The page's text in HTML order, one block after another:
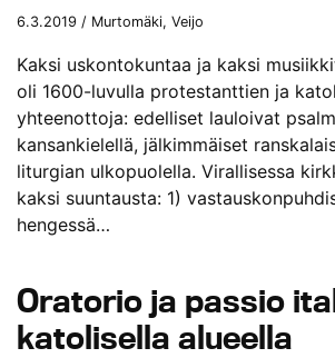
6.3.2019 / Murtomäki, Veijo
Kaksi uskontokuntaa ja kaksi
oli 1600-luvulla protestanttien ja
yhteenottoja: edelliset lauloivat
kansankielellä, jälkimmäiset
liturgian ulkopuolella. Virallisessa
kaksi suuntausta: 1)
hengessä…
Oratorio ja passio
katolisella alueella